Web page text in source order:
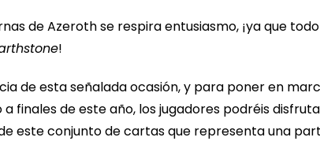
de Azeroth se respira entusiasmo, ¡ya que
!
de esta señalada ocasión, y para poner en
a finales de este año, los jugadores podréis
este conjunto de cartas que representa una